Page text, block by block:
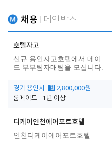
채용 메인박스
호텔자고
신규 용인자고호텔에서 메이
드 부부팀자매팀을 모십니다.
경기 용인시 월 2,800,000원
룸메이드
1년 이상
디케이인천에어포트호텔
인천디케이에어포트호텔